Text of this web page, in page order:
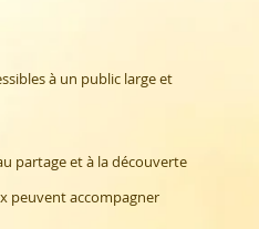
à un public large et
partage et à la découverte
peuvent accompagner